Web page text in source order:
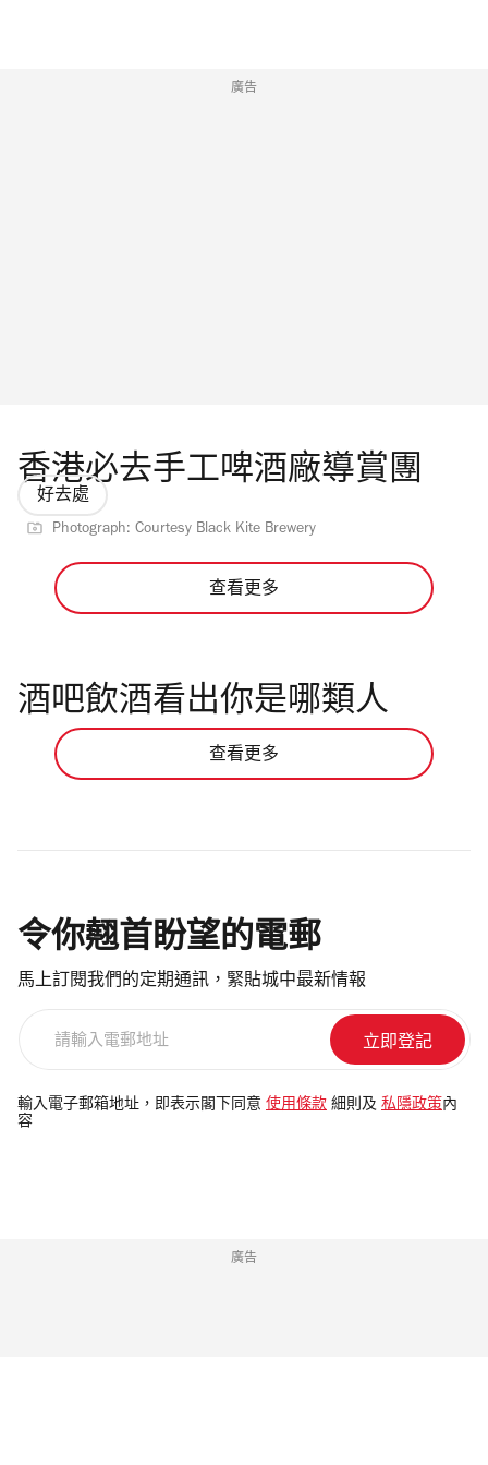
廣告
香港必去手工啤酒廠導賞團
好去處
Photograph: Courtesy Black Kite Brewery
查看更多
酒吧飲酒看出你是哪類人
查看更多
令你翹首盼望的電郵
馬上訂閱我們的定期通訊，緊貼城中最新情報
電
郵
輸入電子郵箱地址，即表示閣下同意 使用條款 細則及 私隱政策 內
容
廣告